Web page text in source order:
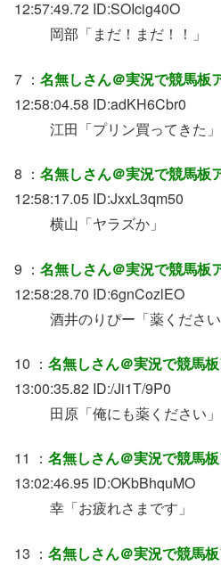
12:57:49.72 ID:SOIcig40O
岡部「まだ！まだ！！」
7 ： 名無しさん＠実況で競馬板
12:58:04.58 ID:adKH6Cbr0
江田「プリン買ってきた」
8 ： 名無しさん＠実況で競馬板
12:58:17.05 ID:JxxL3qm50
横山「ヤラズか」
9 ： 名無しさん＠実況で競馬板
12:58:28.70 ID:6gnCozlEO
酒井のりぴー「薬ください
10 ： 名無しさん＠実況で競馬
13:00:35.82 ID:/Ji1T/9P0
田原「俺にも薬ください」
11 ： 名無しさん＠実況で競馬
13:02:46.95 ID:OKbBhquMO
幸「お疲れさまです」
13 ： 名無しさん＠実況で競馬